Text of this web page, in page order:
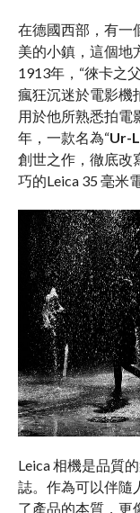
在德國西部，有一
美的小鎮，這個地
1913年，“徠卡之
瘋狂沉迷於電影機
用於他所熟悉拍電
年，一款名為“Ur-
創世之作，徹底改
巧的Leica 35 毫米
Leica 相機是品質
誌。作為可以伴隨
了產品的本質，更